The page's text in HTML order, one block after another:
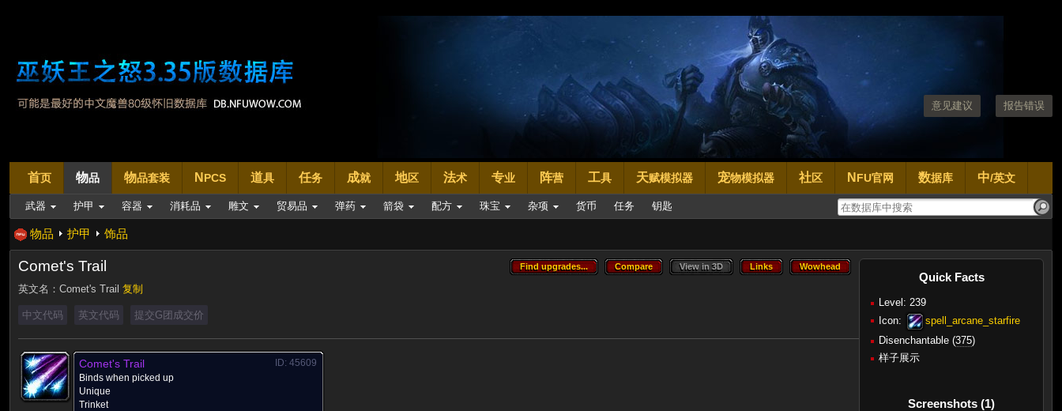
意见建议 报告错误
首页 物品 物品套装 N PCS 道具 任务 成就 地区 法术 专业 阵营 工具 天赋模拟器 宠物模拟器 社区 N FU官网 数据库 中/英文
武器 护甲 容器 消耗品 雕文 贸易品 弹药 箭袋 配方 珠宝 杂项 货币 任务 钥匙
物品 护甲 饰品
Quick Facts
Level: 239
Icon:
spell_arcane_starfire
Disenchantable (375)
样子展示
Screenshots (1)
Wowhead
Wowhead
Links
Links
View in 3D
View in 3D
Compare
Compare
Find upgrades...
Find upgrades...
Comet's Trail
英文名： Comet's Trail 复制
中文代码 英文代码 提交G团成交价
Comet's Trail
ID: 45609
Binds when picked up
Unique
Trinket